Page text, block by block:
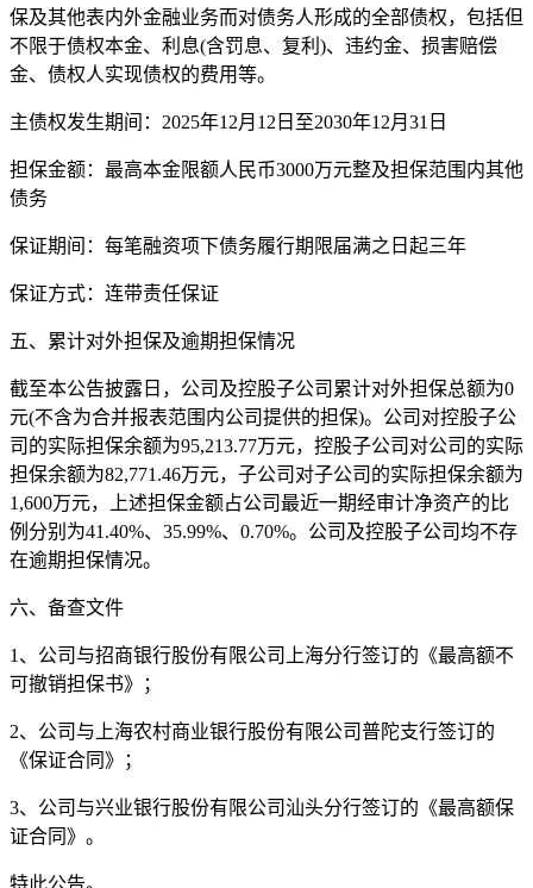
保及其他表内外金融业务而对债务人形成的全部债权，包括但
不限于债权本金、利息(含罚息、复利)、违约金、损害赔偿
金、债权人实现债权的费用等。
主债权发生期间：2025年12月12日至2030年12月31日
担保金额：最高本金限额人民币3000万元整及担保范围内其他
债务
保证期间：每笔融资项下债务履行期限届满之日起三年
保证方式：连带责任保证
五、累计对外担保及逾期担保情况
截至本公告披露日，公司及控股子公司累计对外担保总额为0
元(不含为合并报表范围内公司提供的担保)。公司对控股子公
司的实际担保余额为95,213.77万元，控股子公司对公司的实际
担保余额为82,771.46万元，子公司对子公司的实际担保余额为
1,600万元，上述担保金额占公司最近一期经审计净资产的比
例分别为41.40%、35.99%、0.70%。公司及控股子公司均不存
在逾期担保情况。
六、备查文件
1、公司与招商银行股份有限公司上海分行签订的《最高额不
可撤销担保书》；
2、公司与上海农村商业银行股份有限公司普陀支行签订的
《保证合同》；
3、公司与兴业银行股份有限公司汕头分行签订的《最高额保
证合同》。
特此公告。